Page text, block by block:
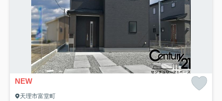
NEW
天理市富堂町